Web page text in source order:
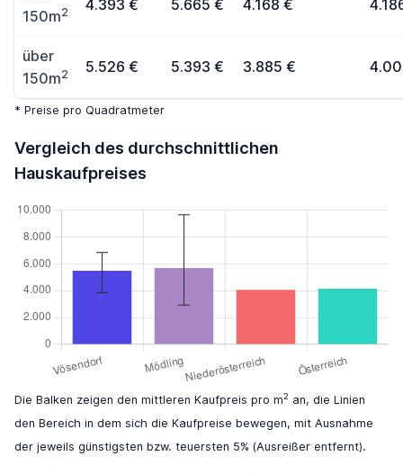
150m2 4.393 € 5.665 € 4.168 €
über
150m2 5.526 € 5.393 € 3.885 €
* Preise pro Quadratmeter
Vergleich des durchschnittlichen
Hauskaufpreises
Die Balken zeigen den mittleren Kaufpreis pro m2 an, die Linien
den Bereich in dem sich die Kaufpreise bewegen, mit Ausnahme
der jeweils günstigsten bzw. teuersten 5% (Ausreißer entfernt).